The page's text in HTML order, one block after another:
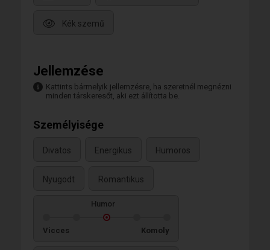
Kék szemű
Jellemzése
Kattints bármelyik jellemzésre, ha szeretnél megnézni
minden társkeresőt, aki ezt állította be.
Személyisége
Divatos Energikus Humoros
Nyugodt Romantikus
Humor
Vicces Komoly